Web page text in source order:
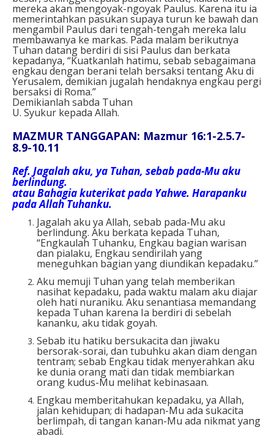
mereka akan mengoyak-ngoyak Paulus. Karena itu ia
memerintahkan pasukan supaya turun ke bawah dan
mengambil Paulus dari tengah-tengah mereka lalu
membawanya ke markas. Pada malam berikutnya
Tuhan datang berdiri di sisi Paulus dan berkata
kepadanya, “Kuatkanlah hatimu, sebab sebagaimana
engkau dengan berani telah bersaksi tentang Aku di
Yerusalem, demikian jugalah hendaknya engkau pergi
bersaksi di Roma.”
Demikianlah sabda Tuhan
U. Syukur kepada Allah.
MAZMUR TANGGAPAN: Mazmur 16:1-2.5.7-
8.9-10.11
Ref. Jagalah aku, ya Tuhan, sebab pada-Mu aku
berlindung.
atau Bahagia kuterikat pada Yahwe. Harapanku
pada Allah Tuhanku.
Jagalah aku ya Allah, sebab pada-Mu aku
berlindung. Aku berkata kepada Tuhan,
“Engkaulah Tuhanku, Engkau bagian warisan
dan pialaku, Engkau sendirilah yang
meneguhkan bagian yang diundikan kepadaku.”
Aku memuji Tuhan yang telah memberikan
nasihat kepadaku, pada waktu malam aku diajar
oleh hati nuraniku. Aku senantiasa memandang
kepada Tuhan karena Ia berdiri di sebelah
kananku, aku tidak goyah.
Sebab itu hatiku bersukacita dan jiwaku
bersorak-sorai, dan tubuhku akan diam dengan
tentram; sebab Engkau tidak menyerahkan aku
ke dunia orang mati dan tidak membiarkan
orang kudus-Mu melihat kebinasaan.
Engkau memberitahukan kepadaku, ya Allah,
jalan kehidupan; di hadapan-Mu ada sukacita
berlimpah, di tangan kanan-Mu ada nikmat yang
abadi.